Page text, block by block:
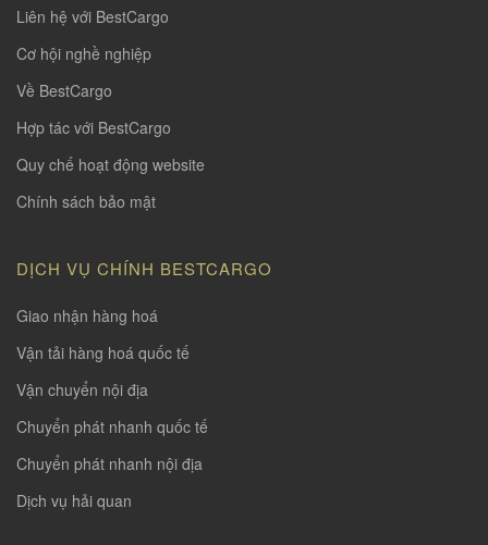
Liên hệ với BestCargo
Cơ hội nghề nghiệp
Về BestCargo
Hợp tác với BestCargo
Quy chế hoạt động website
Chính sách bảo mật
DỊCH VỤ CHÍNH BESTCARGO
Giao nhận hàng hoá
Vận tải hàng hoá quốc tế
Vận chuyển nội địa
Chuyển phát nhanh quốc tế
Chuyển phát nhanh nội địa
Dịch vụ hải quan